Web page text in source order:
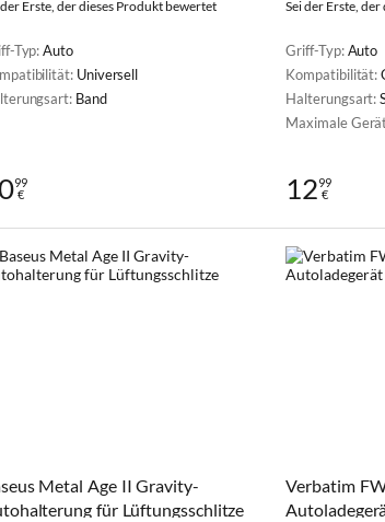
der Erste, der dieses Produkt bewertet
Typ:Auto
Universell
Band
99
€
Sei der Erste,
Griff-Typ:Auto
Kompatibilität:
Halterungsart:
Maximale
1299
€
Metal Age II Gravity-
für Lüftungsschlitze
Verbatim